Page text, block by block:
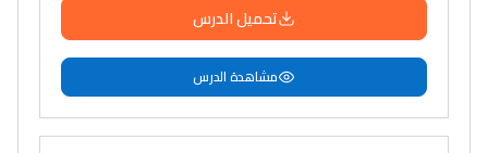
تحميل الدرس
مشاهدة الدرس